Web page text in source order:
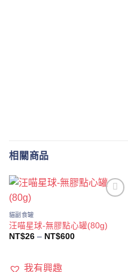
相關商品
貓副食罐
汪喵星球-無膠點心罐(80g)
NT$26 – NT$600價
我有興趣